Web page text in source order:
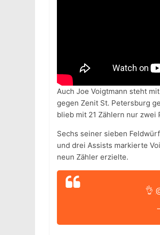
Auch Joe Voigtmann steht
gegen Zenit St. Petersburg
blieb mit 21 Zählern nur
Sechs seiner sieben
und drei Assists markierte
neun Zähler erzielte.
👌